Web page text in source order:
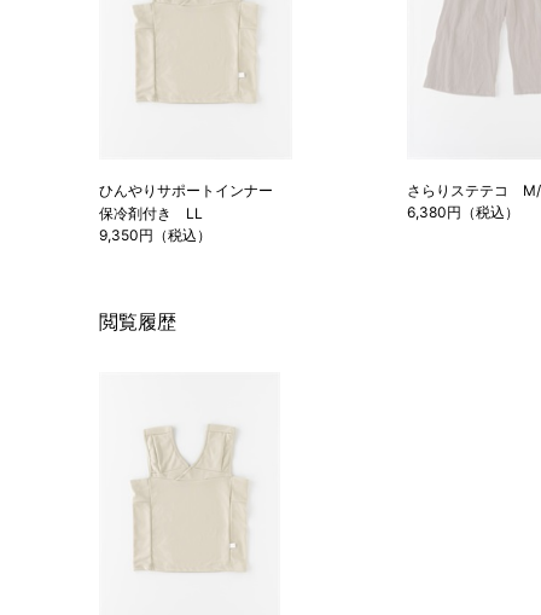
ひんやりサポートインナー
保冷剤付き LL
9,350円（税込）
さらりステテコ
6,380円（税込）
閲覧履歴